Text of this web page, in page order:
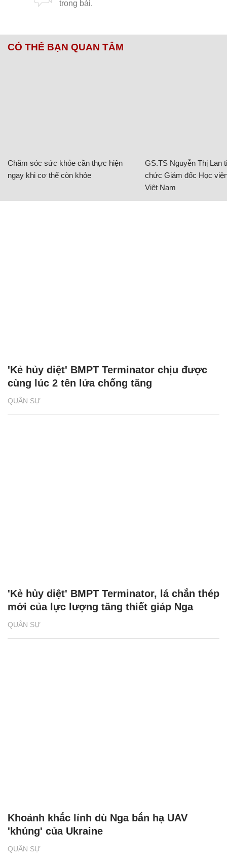
CÓ THỂ BẠN QUAN TÂM
Chăm sóc sức khỏe cần thực hiện
ngay khi cơ thể còn khỏe
GS.TS Nguyễn Thị Lan
chức Giám đốc Học
Việt Nam
QUÂN SỰ
'Kẻ hủy diệt' BMPT Terminator chịu được
cùng lúc 2 tên lửa chống tăng
QUÂN SỰ
'Kẻ hủy diệt' BMPT Terminator, lá chắn thép
mới của lực lượng tăng thiết giáp Nga
QUÂN SỰ
Khoảnh khắc lính dù Nga bắn hạ UAV
'khủng' của Ukraine